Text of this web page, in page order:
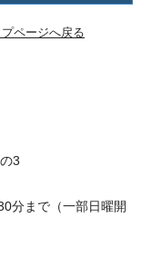
プページへ戻る
3
分まで（一部日曜開